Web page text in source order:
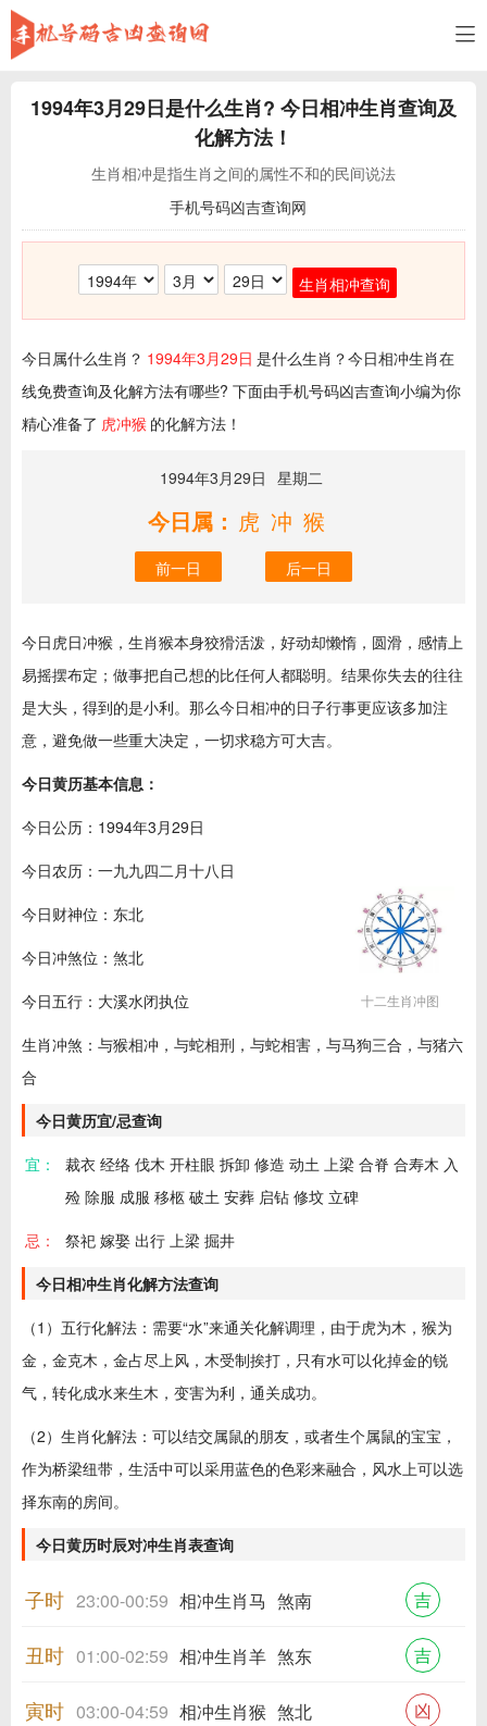
1994年3月29日是什么生肖? 今日相冲生肖查询及
化解方法！
生肖相冲是指生肖之间的属性不和的民间说法
手机号码凶吉查询网
生肖相冲查询
今日属什么生肖？ 1994年3月29日 是什么生肖？今日相冲生肖在
线免费查询及化解方法有哪些? 下面由手机号码凶吉查询小编为你
精心准备了 虎冲猴 的化解方法！
1994年3月29日 星期二
今日属： 虎冲猴
前一日 后一日
十二生肖冲图
今日虎日冲猴，生肖猴本身狡猾活泼，好动却懒惰，圆滑，感情上
易摇摆布定；做事把自己想的比任何人都聪明。结果你失去的往往
是大头，得到的是小利。那么今日相冲的日子行事更应该多加注
意，避免做一些重大决定，一切求稳方可大吉。
今日黄历基本信息：
今日公历：1994年3月29日
今日农历：一九九四二月十八日
今日财神位：东北
今日冲煞位：煞北
今日五行：大溪水闭执位
生肖冲煞：与猴相冲，与蛇相刑，与蛇相害，与马狗三合，与猪六
合
今日黄历宜/忌查询
宜：
裁衣 经络 伐木 开柱眼 拆卸 修造 动土 上梁 合脊 合寿木 入
殓 除服 成服 移柩 破土 安葬 启钻 修坟 立碑
忌：
祭祀 嫁娶 出行 上梁 掘井
今日相冲生肖化解方法查询
（1）五行化解法：需要“水”来通关化解调理，由于虎为木，猴为
金，金克木，金占尽上风，木受制挨打，只有水可以化掉金的锐
气，转化成水来生木，变害为利，通关成功。
（2）生肖化解法：可以结交属鼠的朋友，或者生个属鼠的宝宝，
作为桥梁纽带，生活中可以采用蓝色的色彩来融合，风水上可以选
择东南的房间。
今日黄历时辰对冲生肖表查询
子时 23:00-00:59 相冲生肖马 煞南 吉
丑时 01:00-02:59 相冲生肖羊 煞东 吉
寅时 03:00-04:59 相冲生肖猴 煞北 凶